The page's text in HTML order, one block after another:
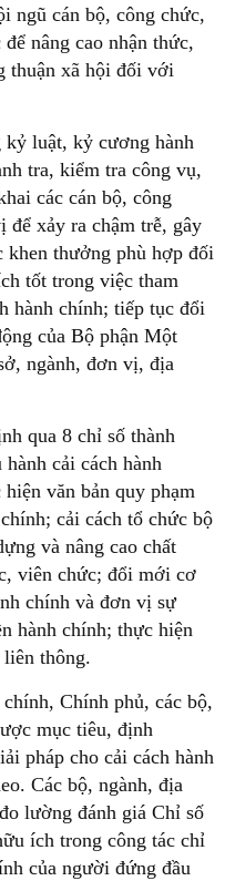
ngũ cán bộ, công chức,
nâng cao nhận thức,
thuận xã hội đối với
kỷ luật, kỷ cương hành
tra, kiểm tra công vụ,
các cán bộ, công
để xảy ra chậm trễ, gây
khen thưởng phù hợp đối
tốt trong việc tham
hành chính; tiếp tục đổi
của Bộ phận Một
ngành, đơn vị, địa
qua 8 chỉ số thành
cải cách hành
văn bản quy phạm
cải cách tổ chức bộ
và nâng cao chất
viên chức; đổi mới cơ
chính và đơn vị sự
hành chính; thực hiện
thông.
Chính phủ, các bộ,
mục tiêu, định
pháp cho cải cách hành
Các bộ, ngành, địa
lường đánh giá Chỉ số
ích trong công tác chỉ
của người đứng đầu